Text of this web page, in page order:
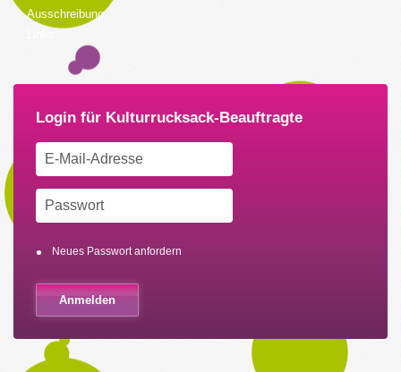
Ausschreibung
Neues Passwort anfordern